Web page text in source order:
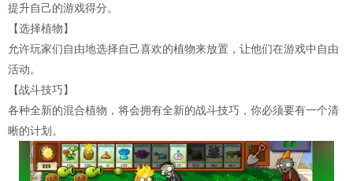
提升自己的游戏得分。
【选择植物】
允许玩家们自由地选择自己喜欢的植物来放置，让他们在游戏中自由
活动。
【战斗技巧】
各种全新的混合植物，将会拥有全新的战斗技巧，你必须要有一个清
晰的计划。